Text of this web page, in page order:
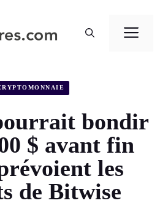
bondir
$ avant fin
les
de Bitwise